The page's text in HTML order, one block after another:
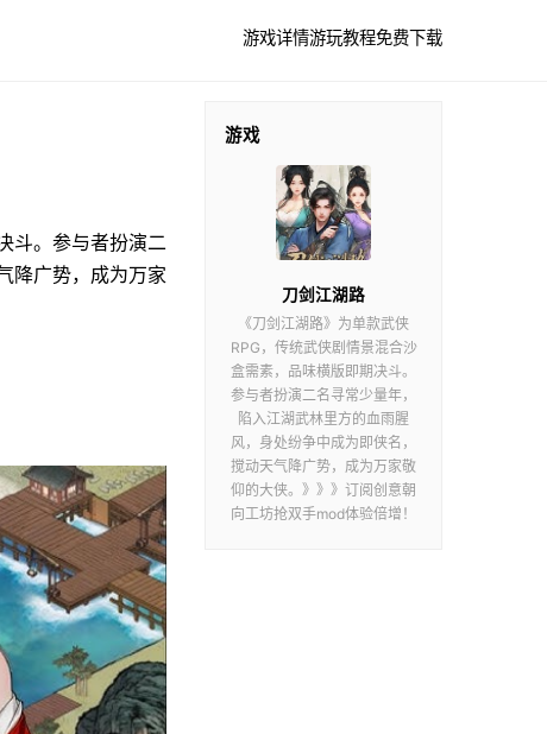
游戏详情游玩教程免费下载
斗。参与者扮演二
降广势，成为万家
游戏
刀剑江湖路
《刀剑江湖路》为单款武侠
RPG，传统武侠剧情景混合沙
盒需素，品味横版即期决斗。
参与者扮演二名寻常少量年，
陷入江湖武林里方的血雨腥
风，身处纷争中成为即侠名，
搅动天气降广势，成为万家敬
仰的大侠。》》》订阅创意朝
向工坊抢双手mod体验倍增！